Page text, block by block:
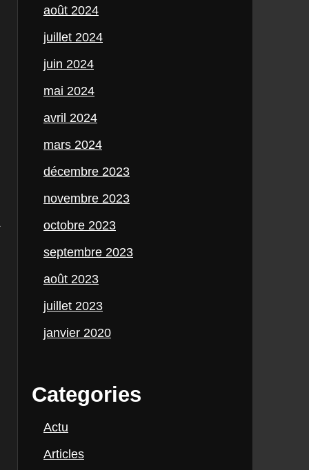
août 2024
juillet 2024
juin 2024
mai 2024
avril 2024
mars 2024
décembre 2023
novembre 2023
octobre 2023
septembre 2023
août 2023
juillet 2023
janvier 2020
Categories
Actu
Articles